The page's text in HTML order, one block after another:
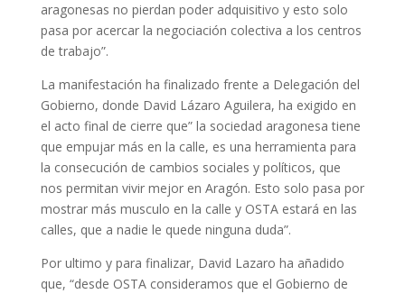
aragonesas no pierdan poder adquisitivo y esto solo
pasa por acercar la negociación colectiva a los centros
de trabajo”.
La manifestación ha finalizado frente a Delegación del
Gobierno, donde David Lázaro Aguilera, ha exigido en
el acto final de cierre que” la sociedad aragonesa tiene
que empujar más en la calle, es una herramienta para
la consecución de cambios sociales y políticos, que
nos permitan vivir mejor en Aragón. Esto solo pasa por
mostrar más musculo en la calle y OSTA estará en las
calles, que a nadie le quede ninguna duda”.
Por ultimo y para finalizar, David Lazaro ha añadido
que, “desde OSTA consideramos que el Gobierno de